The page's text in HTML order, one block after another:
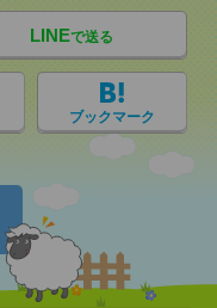
LINEで送る
ブックマーク